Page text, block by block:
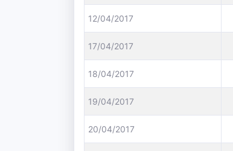
12/04/2017
17/04/2017
18/04/2017
19/04/2017
20/04/2017